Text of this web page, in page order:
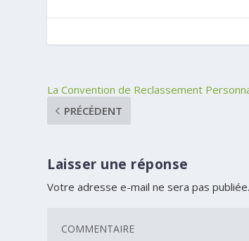
La Convention de Reclassement
PRÉCÉDENT
Laisser une réponse
Votre adresse e-mail ne sera pas publiée.